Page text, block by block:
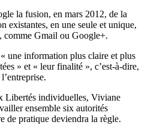
la fusion, en mars 2012, de la
existantes, en une seule et unique,
comme Gmail ou Google+.
une information plus claire et plus
» et « leur finalité », c’est-à-dire,
Libertés individuelles, Viviane
ensemble six autorités
de pratique deviendra la règle.